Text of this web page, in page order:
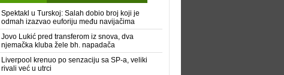
Spektakl u Turskoj: Salah dobio broj koji je
odmah izazvao euforiju među navijačima
Jovo Lukić pred transferom iz snova, dva
njemačka kluba žele bh. napadača
Liverpool krenuo po senzaciju sa SP-a, veliki
rivali već u utrci